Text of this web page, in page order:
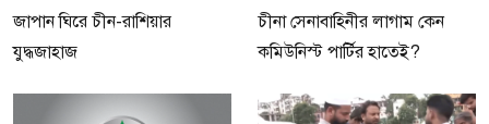
জাপান ঘিরে চীন-রাশিয়ার
যুদ্ধজাহাজ
চীনা সেনাবাহিনীর লাগাম কেন
কমিউনিস্ট পার্টির হাতেই?